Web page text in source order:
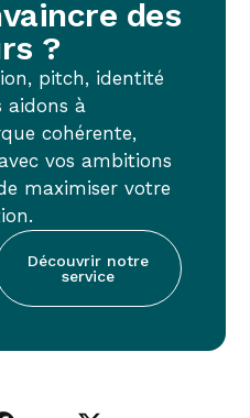
des
?
pitch, identité
aidons à
cohérente,
vos ambitions
maximiser votre
Découvrir notre
service